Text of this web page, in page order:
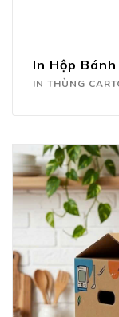
In Hộp
IN THÙNG